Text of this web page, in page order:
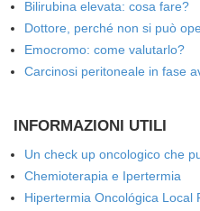
Bilirubina elevata: cosa fare?
Dottore, perché non si può
Emocromo: come valutarlo?
Carcinosi peritoneale in fase
INFORMAZIONI UTILI
Un check up oncologico che
Chemioterapia e Ipertermia
Hipertermia Oncológica Local